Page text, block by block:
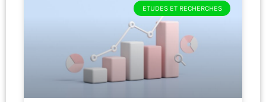
ETUDES ET RECHERCHES